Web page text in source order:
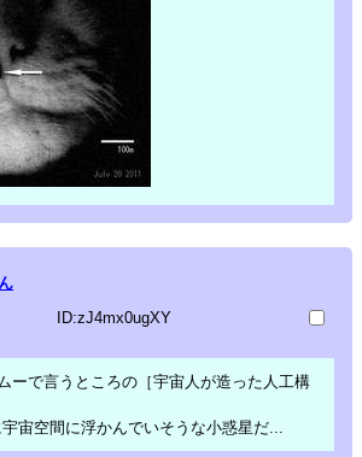
ID:zJ4mx0ugXY
ーで言うところの［宇宙人が造った人工構
宙空間に浮かんでいそうな小惑星だ...